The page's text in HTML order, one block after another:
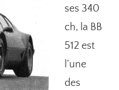
ses 340
ch, la BB
512 est
l’une
des